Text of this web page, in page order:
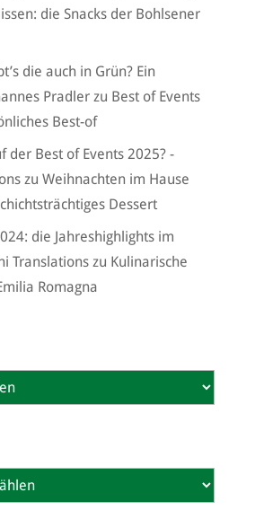
die Snacks der Bohlsener
die auch in Grün? Ein
Pradlerzu Best of Events
Best-of
der Best of Events 2025? -
zu Weihnachten im Hause
Dessert
die Jahreshighlights im
Translationszu Kulinarische
Romagna